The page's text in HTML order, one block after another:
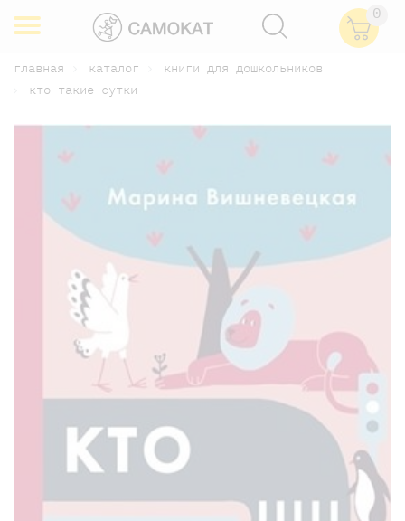
0
главная каталог
книги для дошкольников
кто такие сутки